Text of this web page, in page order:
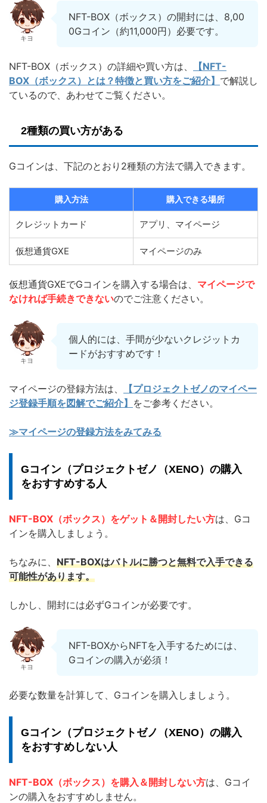
キヨ
NFT-BOX（ボックス）の開封には、8,00
0Gコイン（約11,000円）必要です。
NFT-BOX（ボックス）の詳細や買い方は、
【NFT-
BOX（ボックス）とは？特徴と買い方をご紹介】 で解説し
ているので、あわせてご覧ください。
2種類の買い方がある
Gコインは、下記のとおり2種類の方法で購入できます。
購入方法 購入できる場所
クレジットカード アプリ、マイページ
仮想通貨GXE マイページのみ
仮想通貨GXEでGコインを購入する場合は、 マイページで
なければ手続きできないのでご注意ください。
キヨ
個人的には、手間が少ないクレジットカ
ードがおすすめです！
マイページの登録方法は、
【プロジェクトゼノのマイペー
ジ登録手順を図解でご紹介】 をご参考ください。
≫マイページの登録方法をみてみる
Gコイン（プロジェクトゼノ（XENO）の購入
をおすすめする人
NFT-BOX（ボックス）をゲット＆開封したい方は、Gコ
インを購入しましょう。
ちなみに、 NFT-BOXはバトルに勝つと無料で入手できる
可能性があります。
しかし、開封には必ずGコインが必要です。
キヨ
NFT-BOXからNFTを入手するためには、
Gコインの購入が必須！
必要な数量を計算して、Gコインを購入しましょう。
Gコイン（プロジェクトゼノ（XENO）の購入
をおすすめしない人
NFT-BOX（ボックス）を購入＆開封しない方は、Gコイ
ンの購入をおすすめしません。